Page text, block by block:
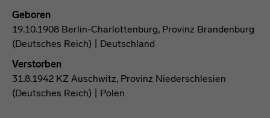
Geboren
19.10.1908 Berlin-Charlottenburg, Provinz Brandenburg
(Deutsches Reich) | Deutschland
Verstorben
31.8.1942 KZ Auschwitz, Provinz Niederschlesien
(Deutsches Reich) | Polen